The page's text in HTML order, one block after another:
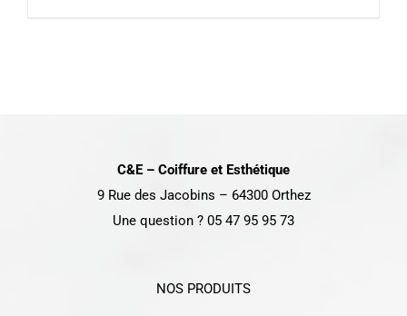
C&E – Coiffure et Esthétique
9 Rue des Jacobins – 64300 Orthez
Une question ? 05 47 95 95 73
NOS PRODUITS